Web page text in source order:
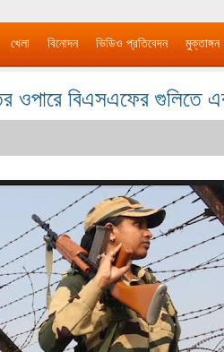
খেলা বিনোদন ভিডিও প্রতিবেদন মুক্তাঙ্গন
ওপারে বিএসএফের গুলিতে